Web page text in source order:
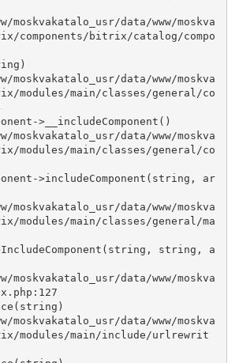
components/bitrix/catalog/compo
modules/main/classes/general/co
>__includeComponent()
modules/main/classes/general/co
>includeComponent(string, ar
modules/main/classes/general/ma
string, a
modules/main/include/urlrewrit